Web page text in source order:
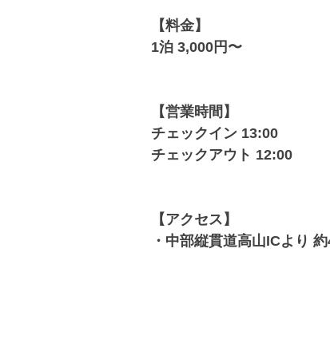
【料金】
1泊 3,000円〜
【営業時間】
チェックイン 13:00
チェックアウト 12:00
【アクセス】
・中部縦貫道高山ICより